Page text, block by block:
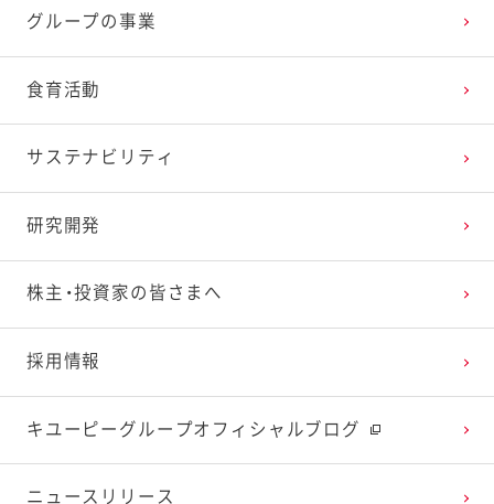
2025年2月
2025年1月
2024年3月
2024年2月
2023年4月
2023年3月
2022年5月
2022年4月
2021年6月
2021年5月
2020年7月
2020年6月
2019年8月
2019年7月
グループの事業
食育活動
サステナビリティ
研究開発
株主・投資家の皆さまへ
採用情報
キユーピーグループオフィシャルブログ
ニュースリリース